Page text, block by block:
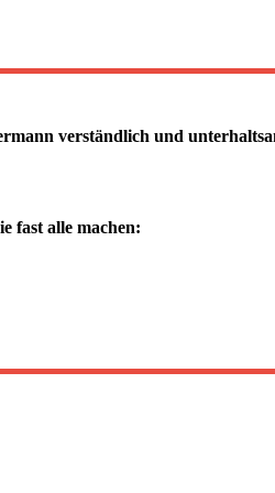
verständlich und
fast alle machen: